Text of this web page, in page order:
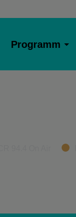
Programm